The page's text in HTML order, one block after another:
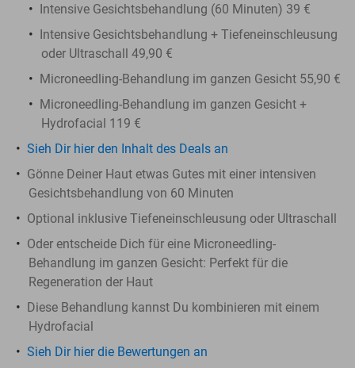
Intensive Gesichtsbehandlung (60 Minuten) 39 €
Intensive Gesichtsbehandlung + Tiefeneinschleusung
oder Ultraschall 49,90 €
Microneedling-Behandlung im ganzen Gesicht 55,90 €
Microneedling-Behandlung im ganzen Gesicht +
Hydrofacial 119 €
Sieh Dir hier den Inhalt des Deals an
Gönne Deiner Haut etwas Gutes mit einer intensiven
Gesichtsbehandlung von 60 Minuten
Optional inklusive Tiefeneinschleusung oder Ultraschall
Oder entscheide Dich für eine Microneedling-
Behandlung im ganzen Gesicht: Perfekt für die
Regeneration der Haut
Diese Behandlung kannst Du kombinieren mit einem
Hydrofacial
Sieh Dir hier die Bewertungen an